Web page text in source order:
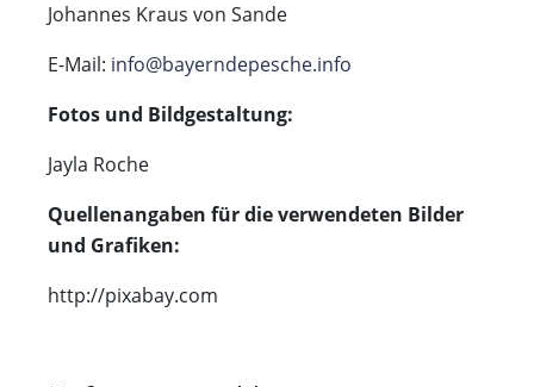
Johannes Kraus von Sande
E-Mail: info@bayerndepesche.info
Fotos und Bildgestaltung:
Jayla Roche
Quellenangaben für die verwendeten Bilder
und Grafiken:
http://pixabay.com